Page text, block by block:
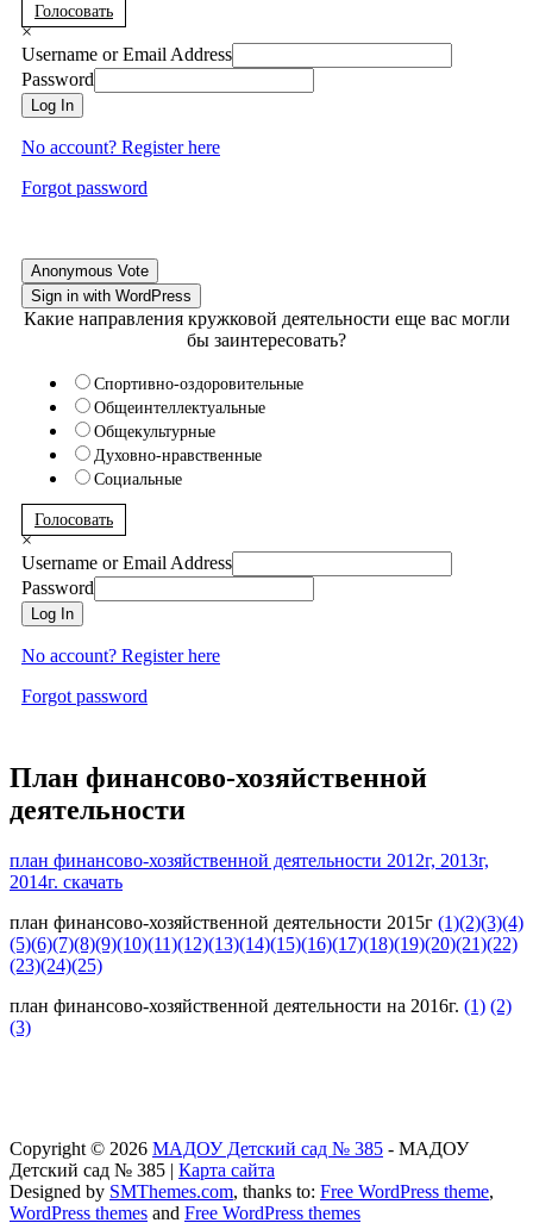
Голосовать
×
Username or Email Address
Password
Log In
No account? Register here
Forgot password
Anonymous Vote
Sign in with WordPress
Какие направления кружковой деятельности еще вас могли
бы заинтересовать?
Спортивно-оздоровительные
Общеинтеллектуальные
Общекультурные
Духовно-нравственные
Социальные
Голосовать
×
Username or Email Address
Password
Log In
No account? Register here
Forgot password
План финансово-хозяйственной
деятельности
план финансово-хозяйственной деятельности 2012г, 2013г,
2014г. скачать
план финансово-хозяйственной деятельности 2015г (1)(2)(3)(4)
(5)(6)(7)(8)(9)(10)(11)(12)(13)(14)(15)(16)(17)(18)(19)(20)(21)(22)
(23)(24)(25)
план финансово-хозяйственной деятельности на 2016г. (1) (2)
(3)
Copyright © 2026 МАДОУ Детский сад № 385 - МАДОУ
Детский сад № 385 | Карта сайта
Designed by SMThemes.com, thanks to: Free WordPress theme,
WordPress themes and Free WordPress themes